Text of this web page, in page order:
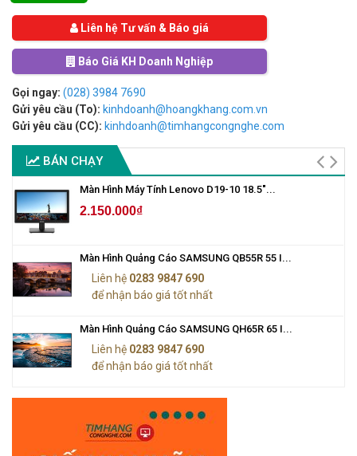
Liên hệ Tư vấn & Báo giá
Báo Giá KH Doanh Nghiệp
Gọi ngay: (028) 3984 7690
Gửi yêu cầu (To): kinhdoanh@hoangkhang.com.vn
Gửi yêu cầu (CC): kinhdoanh@timhangcongnghe.com
BÁN CHẠY
Màn Hình Máy Tính Lenovo D19-10 18.5"...
2.150.000₫
Màn Hình Quảng Cáo SAMSUNG QB55R 55 I...
Liên hệ 0283 9847 690
để nhận báo giá tốt nhất
Màn Hình Quảng Cáo SAMSUNG QH65R 65 I...
Liên hệ 0283 9847 690
để nhận báo giá tốt nhất